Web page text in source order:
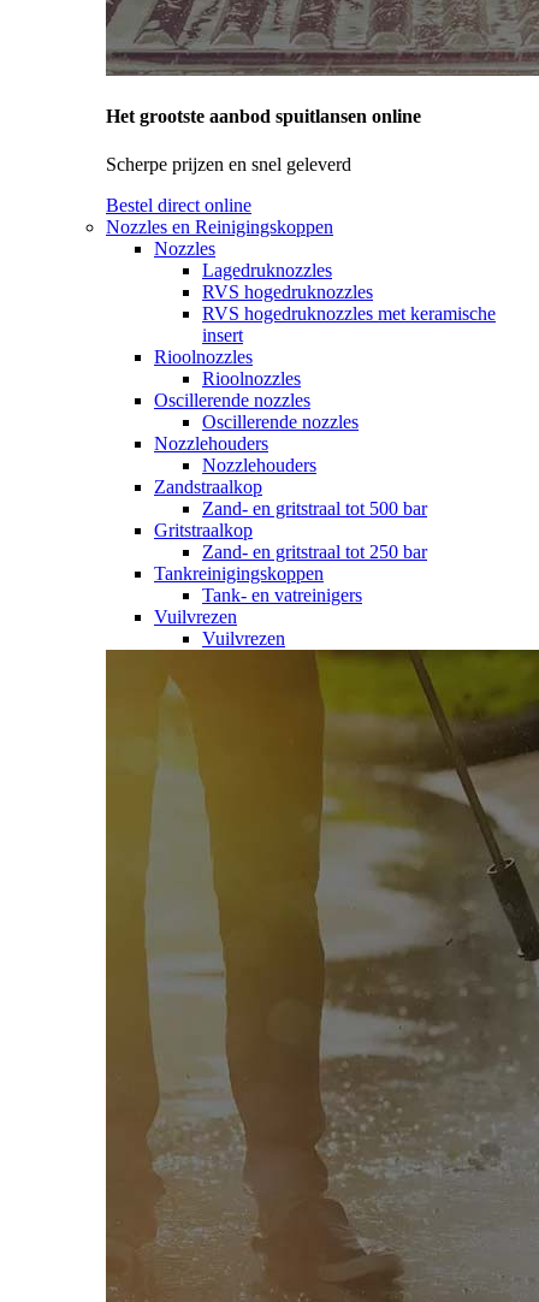
Het grootste aanbod spuitlansen online
Scherpe prijzen en snel geleverd
Bestel direct online
Nozzles en Reinigingskoppen
Nozzles
Lagedruknozzles
RVS hogedruknozzles
RVS hogedruknozzles met keramische
insert
Rioolnozzles
Rioolnozzles
Oscillerende nozzles
Oscillerende nozzles
Nozzlehouders
Nozzlehouders
Zandstraalkop
Zand- en gritstraal tot 500 bar
Gritstraalkop
Zand- en gritstraal tot 250 bar
Tankreinigingskoppen
Tank- en vatreinigers
Vuilvrezen
Vuilvrezen